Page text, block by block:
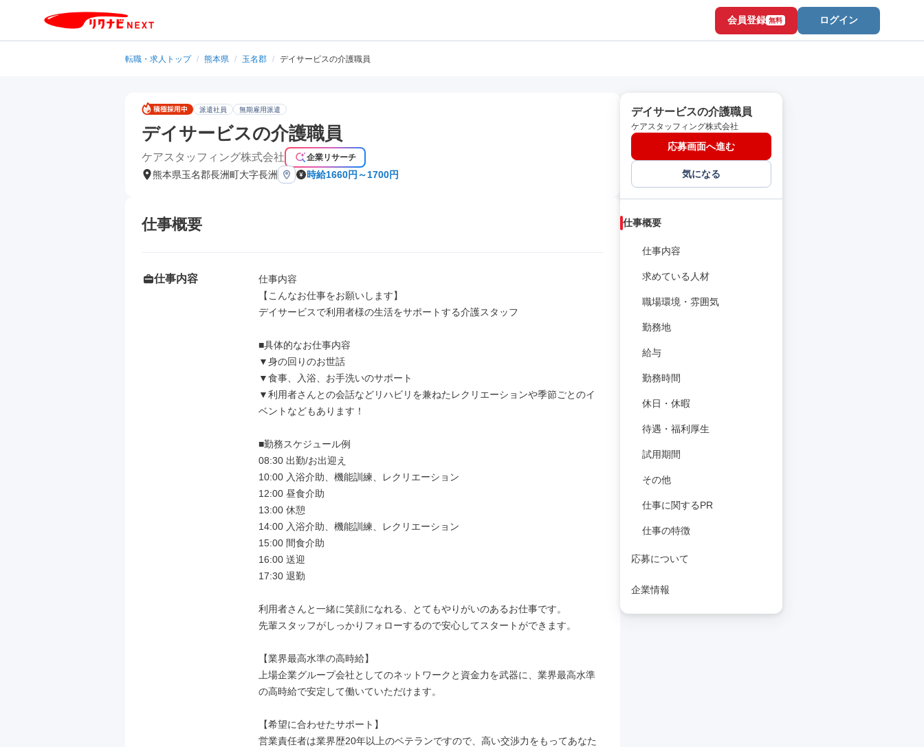
会員登録 無料 ログイン
転職・求人トップ / 熊本県 / 玉名郡 / デイサービスの介護職員
派遣社員 無期雇用派遣
デイサービスの介護職員
ケアスタッフィング株式会社 企業リサーチ
熊本県玉名郡長洲町大字長洲 時給1660円～1700円
仕事概要
仕事内容
仕事内容
【こんなお仕事をお願いします】
デイサービスで利用者様の生活をサポートする介護スタッフ
■具体的なお仕事内容
▼身の回りのお世話
▼食事、入浴、お手洗いのサポート
▼利用者さんとの会話などリハビリを兼ねたレクリエーションや季節ごとのイ
ベントなどもあります！
■勤務スケジュール例
08:30 出勤/お出迎え
10:00 入浴介助、機能訓練、レクリエーション
12:00 昼食介助
13:00 休憩
14:00 入浴介助、機能訓練、レクリエーション
15:00 間食介助
16:00 送迎
17:30 退勤
利用者さんと一緒に笑顔になれる、とてもやりがいのあるお仕事です。
先輩スタッフがしっかりフォローするので安心してスタートができます。
【業界最高水準の高時給】
上場企業グループ会社としてのネットワークと資金力を武器に、業界最高水準
の高時給で安定して働いていただけます。
【希望に合わせたサポート】
営業責任者は業界歴20年以上のベテランですので、高い交渉力をもってあなた
デイサービスの介護職員
ケアスタッフィング株式会社
応募画面へ進む
気になる
仕事概要
仕事内容
求めている人材
職場環境・雰囲気
勤務地
給与
勤務時間
休日・休暇
待遇・福利厚生
試用期間
その他
仕事に関するPR
仕事の特徴
応募について
企業情報